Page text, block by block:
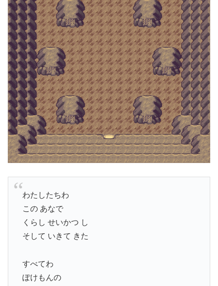
わたしたちわ
この あなで
くらし せいかつ し
そして いきて きた
すべてわ
ぽけもんの